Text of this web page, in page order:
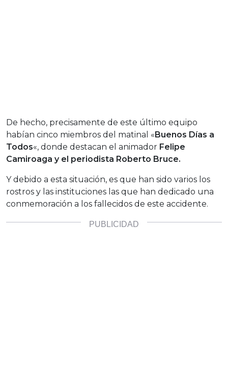
De hecho, precisamente de este último equipo
habían cinco miembros del matinal « Buenos Días a
Todos«, donde destacan el animador Felipe
Camiroaga y el periodista Roberto Bruce.
Y debido a esta situación, es que han sido varios los
rostros y las instituciones las que han dedicado una
conmemoración a los fallecidos de este accidente.